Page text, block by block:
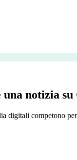
notizia su
digitali competono